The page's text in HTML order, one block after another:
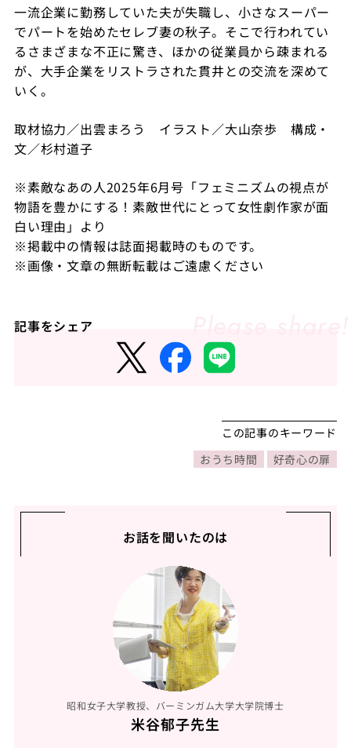
一流企業に勤務していた夫が失職し、⼩さなスーパー
でパートを始めたセレブ妻の秋子。そこで行われてい
るさまざまな不正に驚き、ほかの従業員から疎まれる
が、大手企業をリストラされた貫井との交流を深めて
いく。
取材協力／出雲まろう イラスト／大山奈歩 構成・
文／杉村道子
※素敵なあの人2025年6月号「フェミニズムの視点が
物語を豊かにする！素敵世代にとって女性劇作家が面
白い理由 」より
※掲載中の情報は誌面掲載時のものです。
※画像・文章の無断転載はご遠慮ください
記事をシェア
この記事のキーワード
おうち時間
好奇心の扉
お話を聞いたのは
昭和女子大学教授、バーミンガム大学大学院博士
米谷郁子先生